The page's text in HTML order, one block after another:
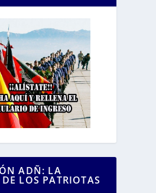
ADÑ: LA
LOS PATRIOTAS